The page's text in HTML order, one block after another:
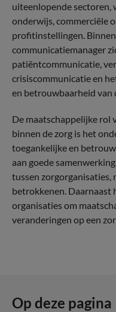
uiteenlopende sectoren,
onderwijs, commerciële
profitinstellingen.
communicatiemanager
patiëntcommunicatie,
crisiscommunicatie en
en betrouwbaarheid van
De maatschappelijke rol
binnen de zorg is het
toegankelijke en
aan goede
tussen zorgorganisaties,
betrokkenen. Daarnaast
organisaties om
veranderingen op een
Op deze pagina